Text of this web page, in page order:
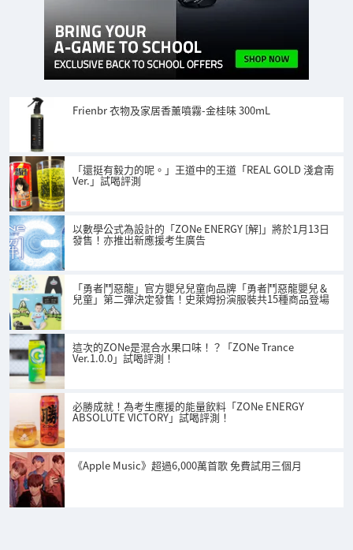
Frienbr 衣物及家居香薰噴霧-金桂味 300mL
「還挺有毅力的呢。」王道中的王道「REAL GOLD 淺倉南
Ver.」試喝評測
以數學公式為設計的「ZONe ENERGY [解]」將於1月13日
發售！亦推出新應援考生廣告
「勇者鬥惡龍」官方嬰兒兒童向品牌「勇者鬥惡龍嬰兒＆
兒童」第二彈決定發售！史萊姆扮演服裝共15種商品登場
這次的ZONe是混合水果口味！？「ZONe Trance
Ver.1.0.0」試喝評測！
必勝成就！為考生應援的能量飲料「ZONe ENERGY
ABSOLUTE VICTORY」試喝評測！
《Apple Music》超過6,000萬首歌 免費試用三個月